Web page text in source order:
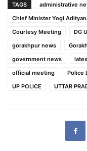
TAGS administrative
Chief Minister Yogi
Courtesy Meeting
DG
gorakhpur news
government news
official meeting
Police
UP POLICE
UTTAR